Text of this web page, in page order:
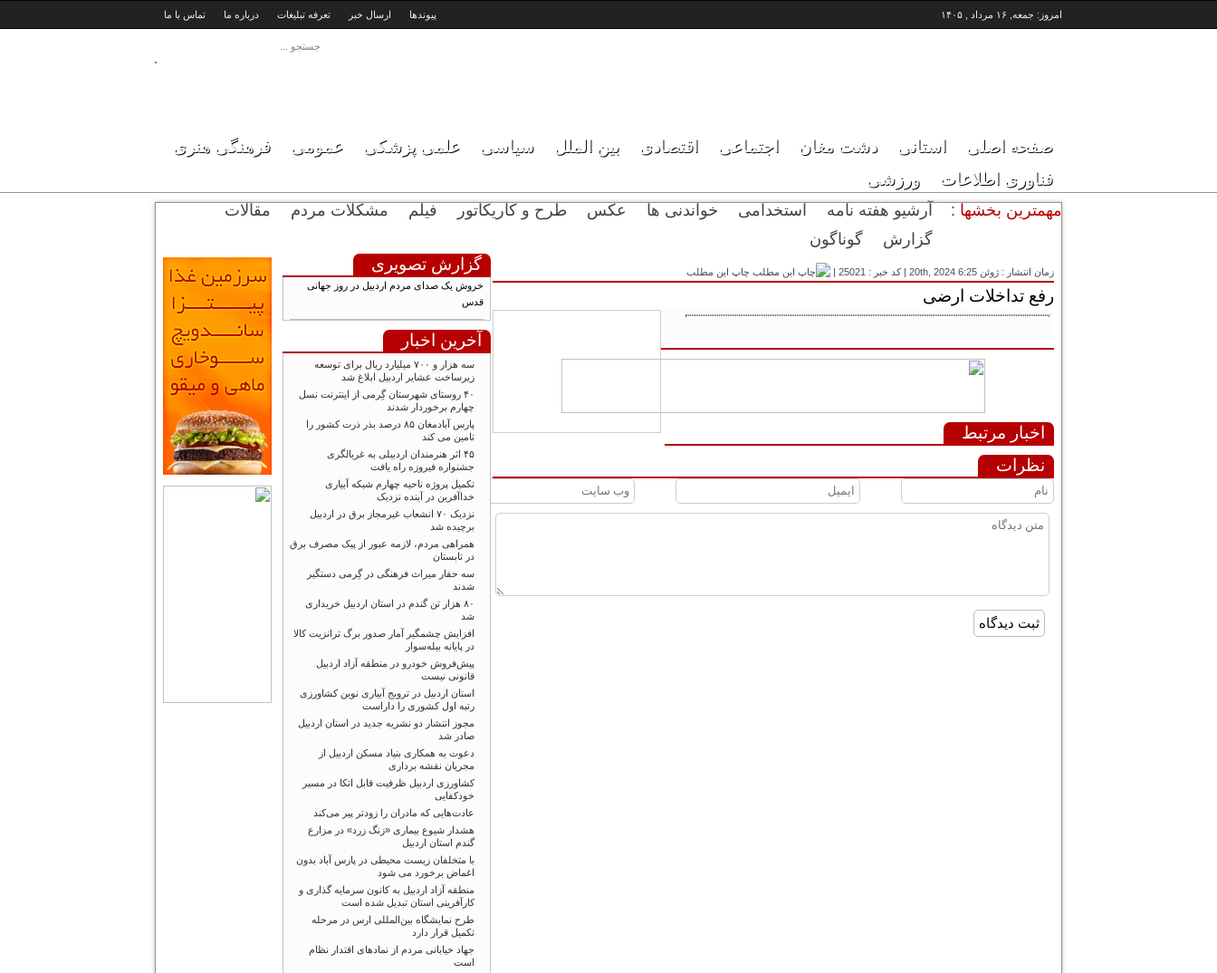
تماس با ما درباره ما تعرفه تبلیغات ارسال خبر پیوندها امروز: جمعه, ۱۶ مرداد , ۱۴۰۵
صفحه اصلی استانی دشت مغان اجتماعی اقتصادی بین الملل سیاسی علمی پزشکی عمومی
فرهنگی هنری
فناوری اطلاعات
ورزشی
مهمترین بخشها : آرشیو هفته نامه استخدامی خواندنی ها عکس طرح و کاریکاتور فیلم مشکلات مردم
مقالات
گزارش
گوناگون
زمان انتشار : ژوئن 20th, 2024 6:25 |کد خبر : 25021 | چاپ این مطلب
رفع تداخلات ارضی
اخبار مرتبط
نظرات
گزارش تصویری
خروش یک صدای مردم اردبیل در روز جهانی
قدس
آخرین اخبار
سه هزار و ۷۰۰ میلیارد ریال برای توسعه
زیرساخت عشایر اردبیل ابلاغ شد
۴۰ روستای شهرستان گِرمی از اینترنت نسل
چهارم برخوردار شدند
پارس آبادمغان ۸۵ درصد بذر ذرت کشور را
تامین می کند
۴۵ اثر هنرمندان اردبیلی به غربالگری
جشنواره فیروزه راه یافت
تکمیل پروژه ناحیه چهارم شبکه آبیاری
خداآفرین در آینده نزدیک
نزدیک ۷۰ انشعاب غیرمجاز برق در اردبیل
برچیده شد
همراهی مردم، لازمه عبور از پیک مصرف برق
در تابستان
سه حفار میراث فرهنگی در گِرمی دستگیر
شدند
۸۰ هزار تن گندم در استان اردبیل خریداری
شد
افزایش چشمگیر آمار صدور برگ ترانزیت کالا
در پایانه بیله‌سوار
پیش‌فروش خودرو در منطقه آزاد اردبیل
قانونی نیست
استان اردبیل در ترویج آبیاری نوین کشاورزی
رتبه اول کشوری را داراست
مجوز انتشار دو نشریه جدید در استان اردبیل
صادر شد
دعوت به همکاری بنیاد مسکن اردبیل از
مجریان نقشه برداری
کشاورزی اردبیل ظرفیت قابل اتکا در مسیر
خودکفایی
عادت‌هایی که مادران را زودتر پیر می‌کند
هشدار شیوع بیماری «زنگ زرد» در مزارع
گندم استان اردبیل
با متخلفان زیست محیطی در پارس آباد بدون
اغماض برخورد می شود
منطقه آزاد اردبیل به کانون سرمایه گذاری و
کارآفرینی استان تبدیل شده است
طرح نمایشگاه بین‌المللی ارس در مرحله
تکمیل قرار دارد
جهاد خیابانی مردم از نمادهای اقتدار نظام
است